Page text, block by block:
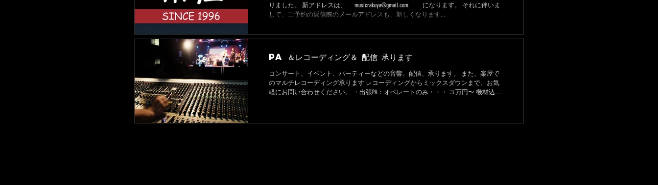
りました。 新アドレスは、 musicrakuya@gmail.com になります。 それに伴いま
して、ご予約の返信際のメールアドレスも、新しくなります...
PA ＆レコーディング＆ 配信 承ります
コンサート、イベント、パーティーなどの音響、配信、承ります。 また、楽屋で
のマルチレコーディング承ります レコーディングからミックスダウンまで、お気
軽にお問い合わせください。 ・出張PA：オペレートのみ・・・ ３万円〜 機材込